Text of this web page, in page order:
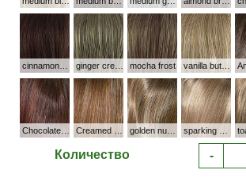
ginger cream mocha frost
Количество -